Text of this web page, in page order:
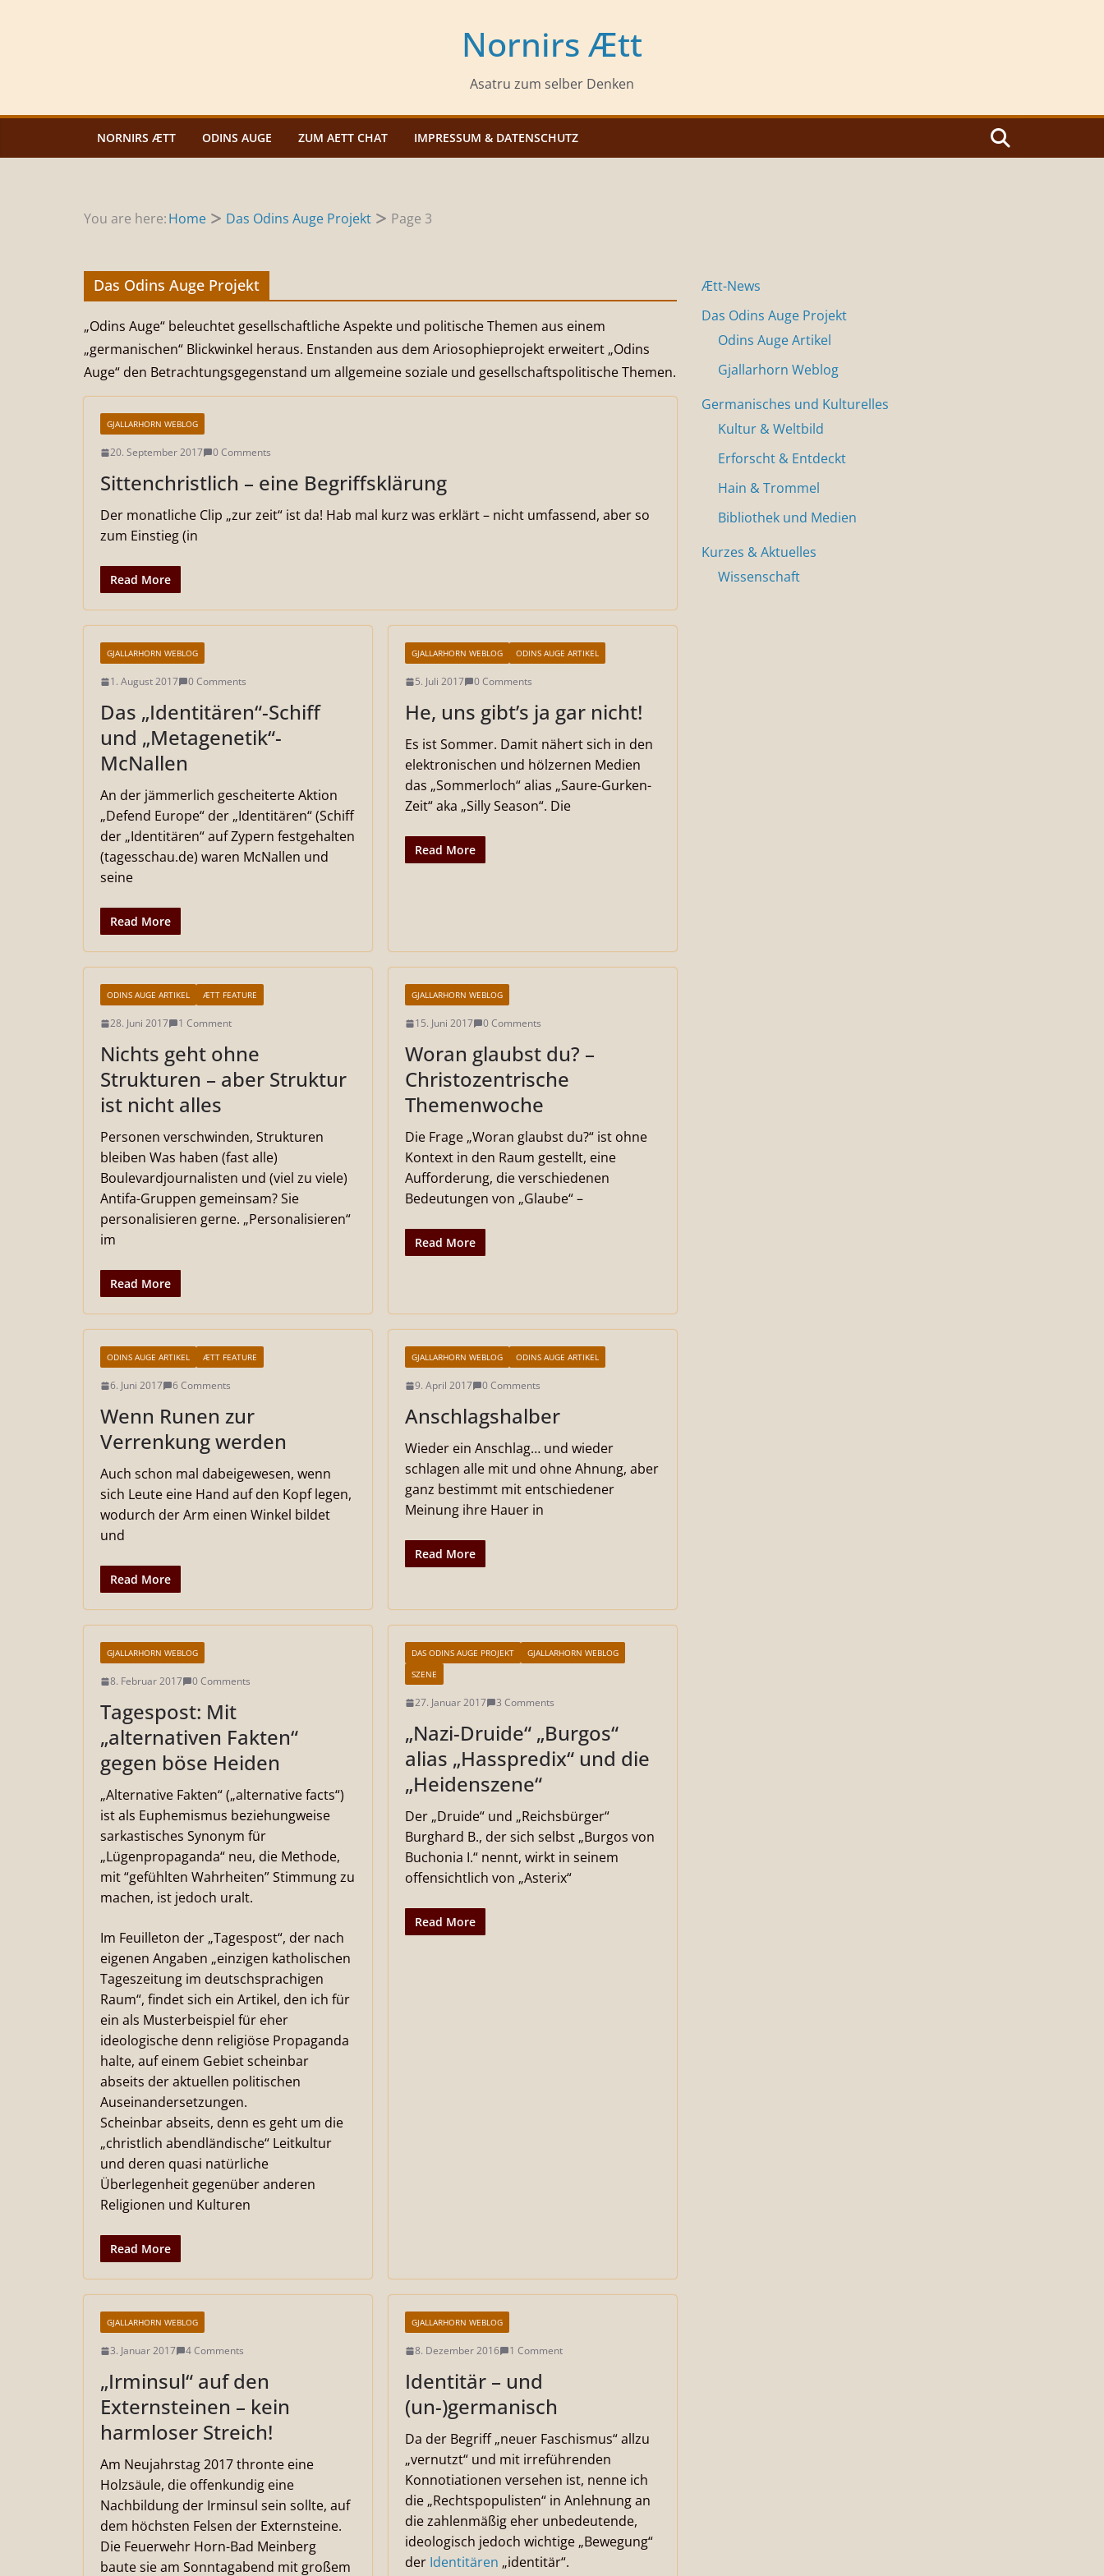
Nornirs Ætt
Asatru zum selber Denken
NORNIRS ÆTT ODINS AUGE ZUM AETT CHAT IMPRESSUM & DATENSCHUTZ
You are here:Home Das Odins Auge Projekt Page 3
Das Odins Auge Projekt
„Odins Auge“ beleuchtet gesellschaftliche Aspekte und politische Themen aus einem
„germanischen“ Blickwinkel heraus. Enstanden aus dem Ariosophieprojekt erweitert „Odins
Auge“ den Betrachtungsgegenstand um allgemeine soziale und gesellschaftspolitische Themen.
GJALLARHORN WEBLOG
20. September 2017 0 Comments
Sittenchristlich – eine Begriffsklärung
Der monatliche Clip „zur zeit“ ist da! Hab mal kurz was erklärt – nicht umfassend, aber so
zum Einstieg (in
Read More
GJALLARHORN WEBLOG
1. August 2017 0 Comments
Das „Identitären“-Schiff
und „Metagenetik“-
McNallen
An der jämmerlich gescheiterte Aktion
„Defend Europe“ der „Identitären“ (Schiff
der „Identitären“ auf Zypern festgehalten
(tagesschau.de) waren McNallen und
seine
Read More
GJALLARHORN WEBLOG ODINS AUGE ARTIKEL
5. Juli 2017 0 Comments
He, uns gibt’s ja gar nicht!
Es ist Sommer. Damit nähert sich in den
elektronischen und hölzernen Medien
das „Sommerloch“ alias „Saure-Gurken-
Zeit“ aka „Silly Season“. Die
Read More
ODINS AUGE ARTIKEL ÆTT FEATURE
28. Juni 2017 1 Comment
Nichts geht ohne
Strukturen – aber Struktur
ist nicht alles
Personen verschwinden, Strukturen
bleiben Was haben (fast alle)
Boulevardjournalisten und (viel zu viele)
Antifa-Gruppen gemeinsam? Sie
personalisieren gerne. „Personalisieren“
im
Read More
GJALLARHORN WEBLOG
15. Juni 2017 0 Comments
Woran glaubst du? –
Christozentrische
Themenwoche
Die Frage „Woran glaubst du?“ ist ohne
Kontext in den Raum gestellt, eine
Aufforderung, die verschiedenen
Bedeutungen von „Glaube“ –
Read More
ODINS AUGE ARTIKEL ÆTT FEATURE
6. Juni 2017 6 Comments
Wenn Runen zur
Verrenkung werden
Auch schon mal dabeigewesen, wenn
sich Leute eine Hand auf den Kopf legen,
wodurch der Arm einen Winkel bildet
und
Read More
GJALLARHORN WEBLOG ODINS AUGE ARTIKEL
9. April 2017 0 Comments
Anschlagshalber
Wieder ein Anschlag… und wieder
schlagen alle mit und ohne Ahnung, aber
ganz bestimmt mit entschiedener
Meinung ihre Hauer in
Read More
GJALLARHORN WEBLOG
8. Februar 2017 0 Comments
Tagespost: Mit
„alternativen Fakten“
gegen böse Heiden
„Alternative Fakten“ („alternative facts“)
ist als Euphemismus beziehungweise
sarkastisches Synonym für
„Lügenpropaganda“ neu, die Methode,
mit “gefühlten Wahrheiten” Stimmung zu
machen, ist jedoch uralt.
Im Feuilleton der „Tagespost“, der nach
eigenen Angaben „einzigen katholischen
Tageszeitung im deutschsprachigen
Raum“, findet sich ein Artikel, den ich für
ein als Musterbeispiel für eher
ideologische denn religiöse Propaganda
halte, auf einem Gebiet scheinbar
abseits der aktuellen politischen
Auseinandersetzungen.
Scheinbar abseits, denn es geht um die
„christlich abendländische“ Leitkultur
und deren quasi natürliche
Überlegenheit gegenüber anderen
Religionen und Kulturen
Read More
DAS ODINS AUGE PROJEKT
GJALLARHORN WEBLOG
SZENE
27. Januar 2017 3 Comments
„Nazi-Druide“ „Burgos“
alias „Hasspredix“ und die
„Heidenszene“
Der „Druide“ und „Reichsbürger“
Burghard B., der sich selbst „Burgos von
Buchonia I.“ nennt, wirkt in seinem
offensichtlich von „Asterix“
Read More
GJALLARHORN WEBLOG
3. Januar 2017 4 Comments
„Irminsul“ auf den
Externsteinen – kein
harmloser Streich!
Am Neujahrstag 2017 thronte eine
Holzsäule, die offenkundig eine
Nachbildung der Irminsul sein sollte, auf
dem höchsten Felsen der Externsteine.
Die Feuerwehr Horn-Bad Meinberg
baute sie am Sonntagabend mit großem
GJALLARHORN WEBLOG
8. Dezember 2016 1 Comment
Identitär – und
(un-)germanisch
Da der Begriff „neuer Faschismus“ allzu
„vernutzt“ und mit irreführenden
Konnotiationen versehen ist, nenne ich
die „Rechtspopulisten“ in Anlehnung an
die zahlenmäßig eher unbedeutende,
ideologisch jedoch wichtige „Bewegung“
der Identitären „identitär“.
Ætt-News
Das Odins Auge Projekt
Odins Auge Artikel
Gjallarhorn Weblog
Germanisches und Kulturelles
Kultur & Weltbild
Erforscht & Entdeckt
Hain & Trommel
Bibliothek und Medien
Kurzes & Aktuelles
Wissenschaft